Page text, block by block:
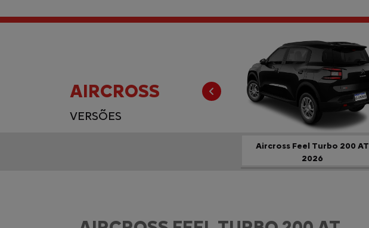
AIRCROSS
VERSÕES
Aircross Feel Turbo 200 AT
2026
Anterior